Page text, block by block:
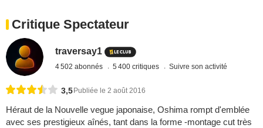
Critique Spectateur
traversay1
4 502 abonnés 5 400 critiques Suivre son activité
3,5Publiée le 2 août 2016
Héraut de la Nouvelle vegue japonaise, Oshima rompt d'emblée
avec ses prestigieux aînés, tant dans la forme -montage cut très